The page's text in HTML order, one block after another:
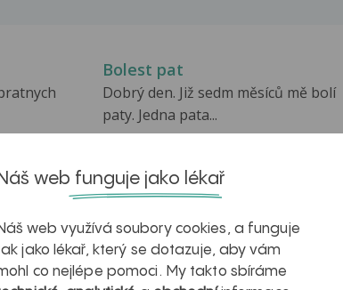
Bolest pat
Dobrý den. Již sedm měsíců mě bolí
paty. Jedna pata...
den.
je mi 50 let pracuji v provoze 4 roky a
7,5 hodin...
uz
Bolesti pat
Dobrý den, chtěla jsem se zeptat. Bolí
mě paty, ale...
web funguje jako lékař
web využívá soubory cookies, a funguje
jako lékař, který se dotazuje, aby vám
co nejlépe pomoci. My takto sbíráme